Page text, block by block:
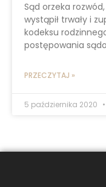
Sąd orzeka
wystąpił trwały i
kodeksu
postępowania
PRZECZYTAJ »
5 października 2020